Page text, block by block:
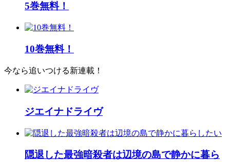
5巻無料！
10巻無料！
今なら追いつける新連載！
ジエイナドライヴ
隠退した最強暗殺者は辺境の島で静かに暮ら